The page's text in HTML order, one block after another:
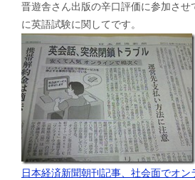
晋遊舎さん出版の辛口評価に参加させ
に英語試験に関してです。
日本経済新聞朝刊記事、社会面でオ